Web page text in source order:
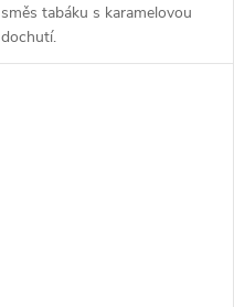
směs tabáku s karamelovou
dochutí.